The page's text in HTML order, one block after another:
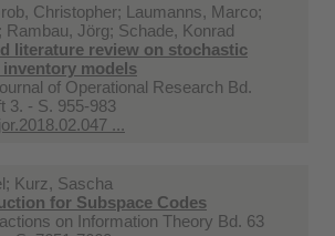
Christopher; Laumanns, Marco;
Rambau, Jörg; Schade, Konrad
literature review on stochastic
models
of Operational Research Bd.
3. - S. 955-983
...
Kurz, Sascha
for Subspace Codes
on Information Theory Bd. 63